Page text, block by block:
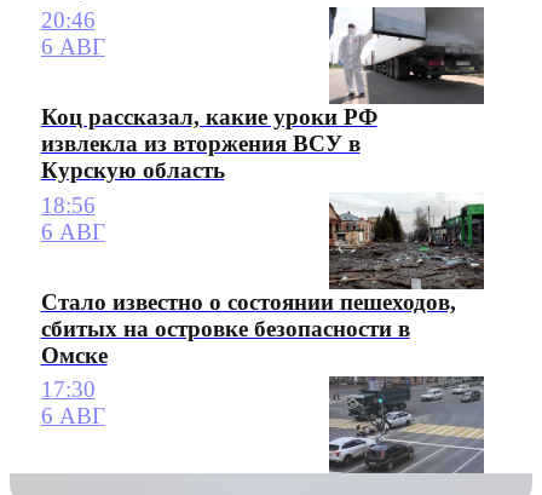
20:46
6 АВГ
Коц рассказал, какие уроки РФ
извлекла из вторжения ВСУ в
Курскую область
18:56
6 АВГ
Стало известно о состоянии пешеходов,
сбитых на островке безопасности в
Омске
17:30
6 АВГ